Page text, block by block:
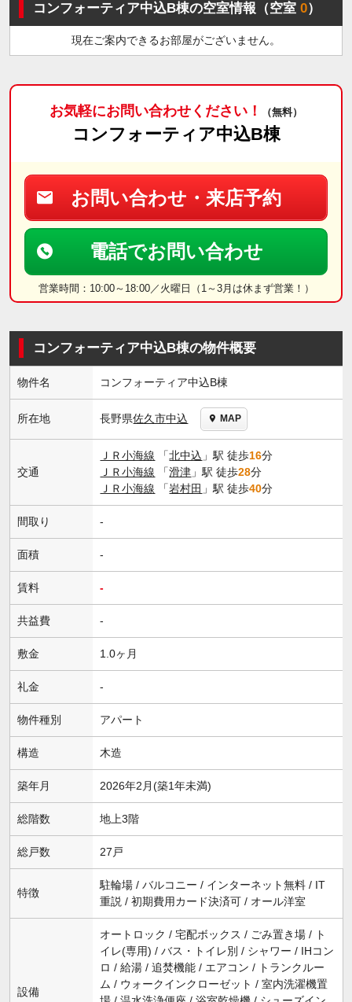
コンフォーティア中込B棟の空室情報（空室0）
現在ご案内できるお部屋がございません。
お気軽にお問い合わせください！ （無料）
コンフォーティア中込B棟
お問い合わせ・来店予約
電話でお問い合わせ
営業時間：10:00～18:00／火曜日（1～3月は休まず営業！）
コンフォーティア中込B棟の物件概要
物件名 コンフォーティア中込B棟
所在地 長野県佐久市中込 MAP
交通
ＪＲ小海線 「北中込 」駅 徒歩16分
ＪＲ小海線 「滑津 」駅 徒歩28分
ＪＲ小海線 「岩村田 」駅 徒歩40分
間取り -
面積 -
賃料 -
共益費 -
敷金 1.0ヶ月
礼金 -
物件種別 アパート
構造 木造
築年月 2026年2月(築1年未満)
総階数 地上3階
総戸数 27戸
特徴
駐輪場 / バルコニー / インターネット無料 / IT
重説 / 初期費用カード決済可 / オール洋室
設備
オートロック / 宅配ボックス / ごみ置き場 / ト
イレ(専用) / バス・トイレ別 / シャワー / IHコン
ロ / 給湯 / 追焚機能 / エアコン / トランクルー
ム / ウォークインクローゼット / 室内洗濯機置